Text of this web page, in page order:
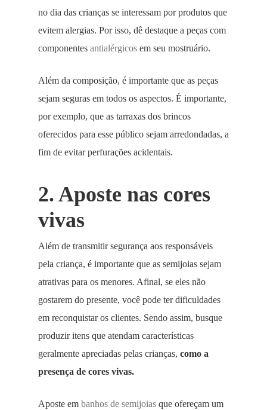
no dia das crianças se interessam por produtos que
evitem alergias. Por isso, dê destaque a peças com
componentes antialérgicos em seu mostruário.
Além da composição, é importante que as peças
sejam seguras em todos os aspectos. É importante,
por exemplo, que as tarraxas dos brincos
oferecidos para esse público sejam arredondadas, a
fim de evitar perfurações acidentais.
2. Aposte nas cores
vivas
Além de transmitir segurança aos responsáveis
pela criança, é importante que as semijoias sejam
atrativas para os menores. Afinal, se eles não
gostarem do presente, você pode ter dificuldades
em reconquistar os clientes. Sendo assim, busque
produzir itens que atendam características
geralmente apreciadas pelas crianças, como a
presença de cores vivas.
Aposte em banhos de semijoias que ofereçam um